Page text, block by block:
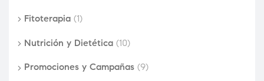
Fitoterapia (1)
Nutrición y Dietética (10)
Promociones y Campañas (9)